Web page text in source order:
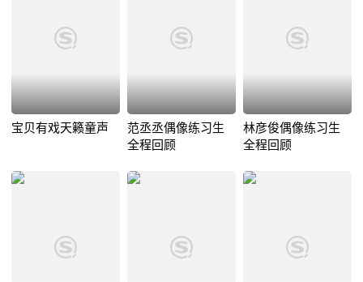
宝贝有戏天籁童声
范丞丞偶像练习生
全程回顾
林彦俊偶像练习生
全程回顾